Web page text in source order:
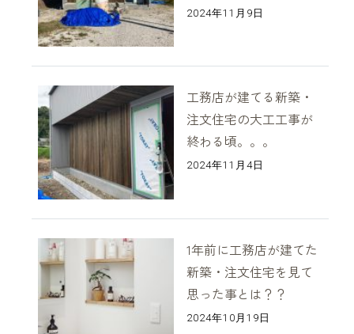
2024年11月9日
工務店が建てる新築・
注文住宅の大工工事が
終わる頃。。。
2024年11月4日
1年前に工務店が建てた
新築・注文住宅を見て
思った事とは？？
2024年10月19日